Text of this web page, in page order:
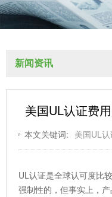
新闻资讯
美国UL认证费
本文关键词: 美国UL认
UL认证是全球认可度比
强制性的，但事实上，